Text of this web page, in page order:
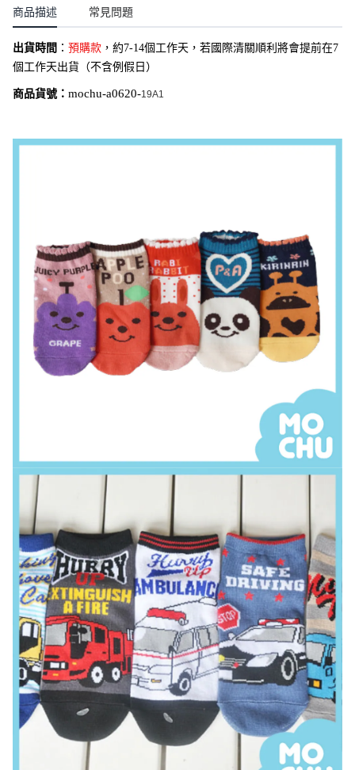
商品描述 常見問題
出貨時間 ： 預購款 ，約7-14個工作天，若國際清關順利將會提前在7
個工作天出貨（不含例假日）
商品貨號： mochu-a0620-19A1